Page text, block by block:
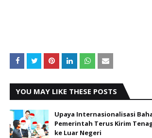
YOU MAY LIKE THESE POSTS
Upaya Internasionalisasi
Pemerintah Terus Kirim
ke Luar Negeri